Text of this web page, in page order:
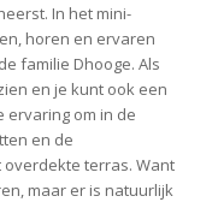
In het mini-
horen en ervaren
familie Dhooge. Als
en je kunt ook een
ervaring om in de
en de
terras. Want
maar er is natuurlijk